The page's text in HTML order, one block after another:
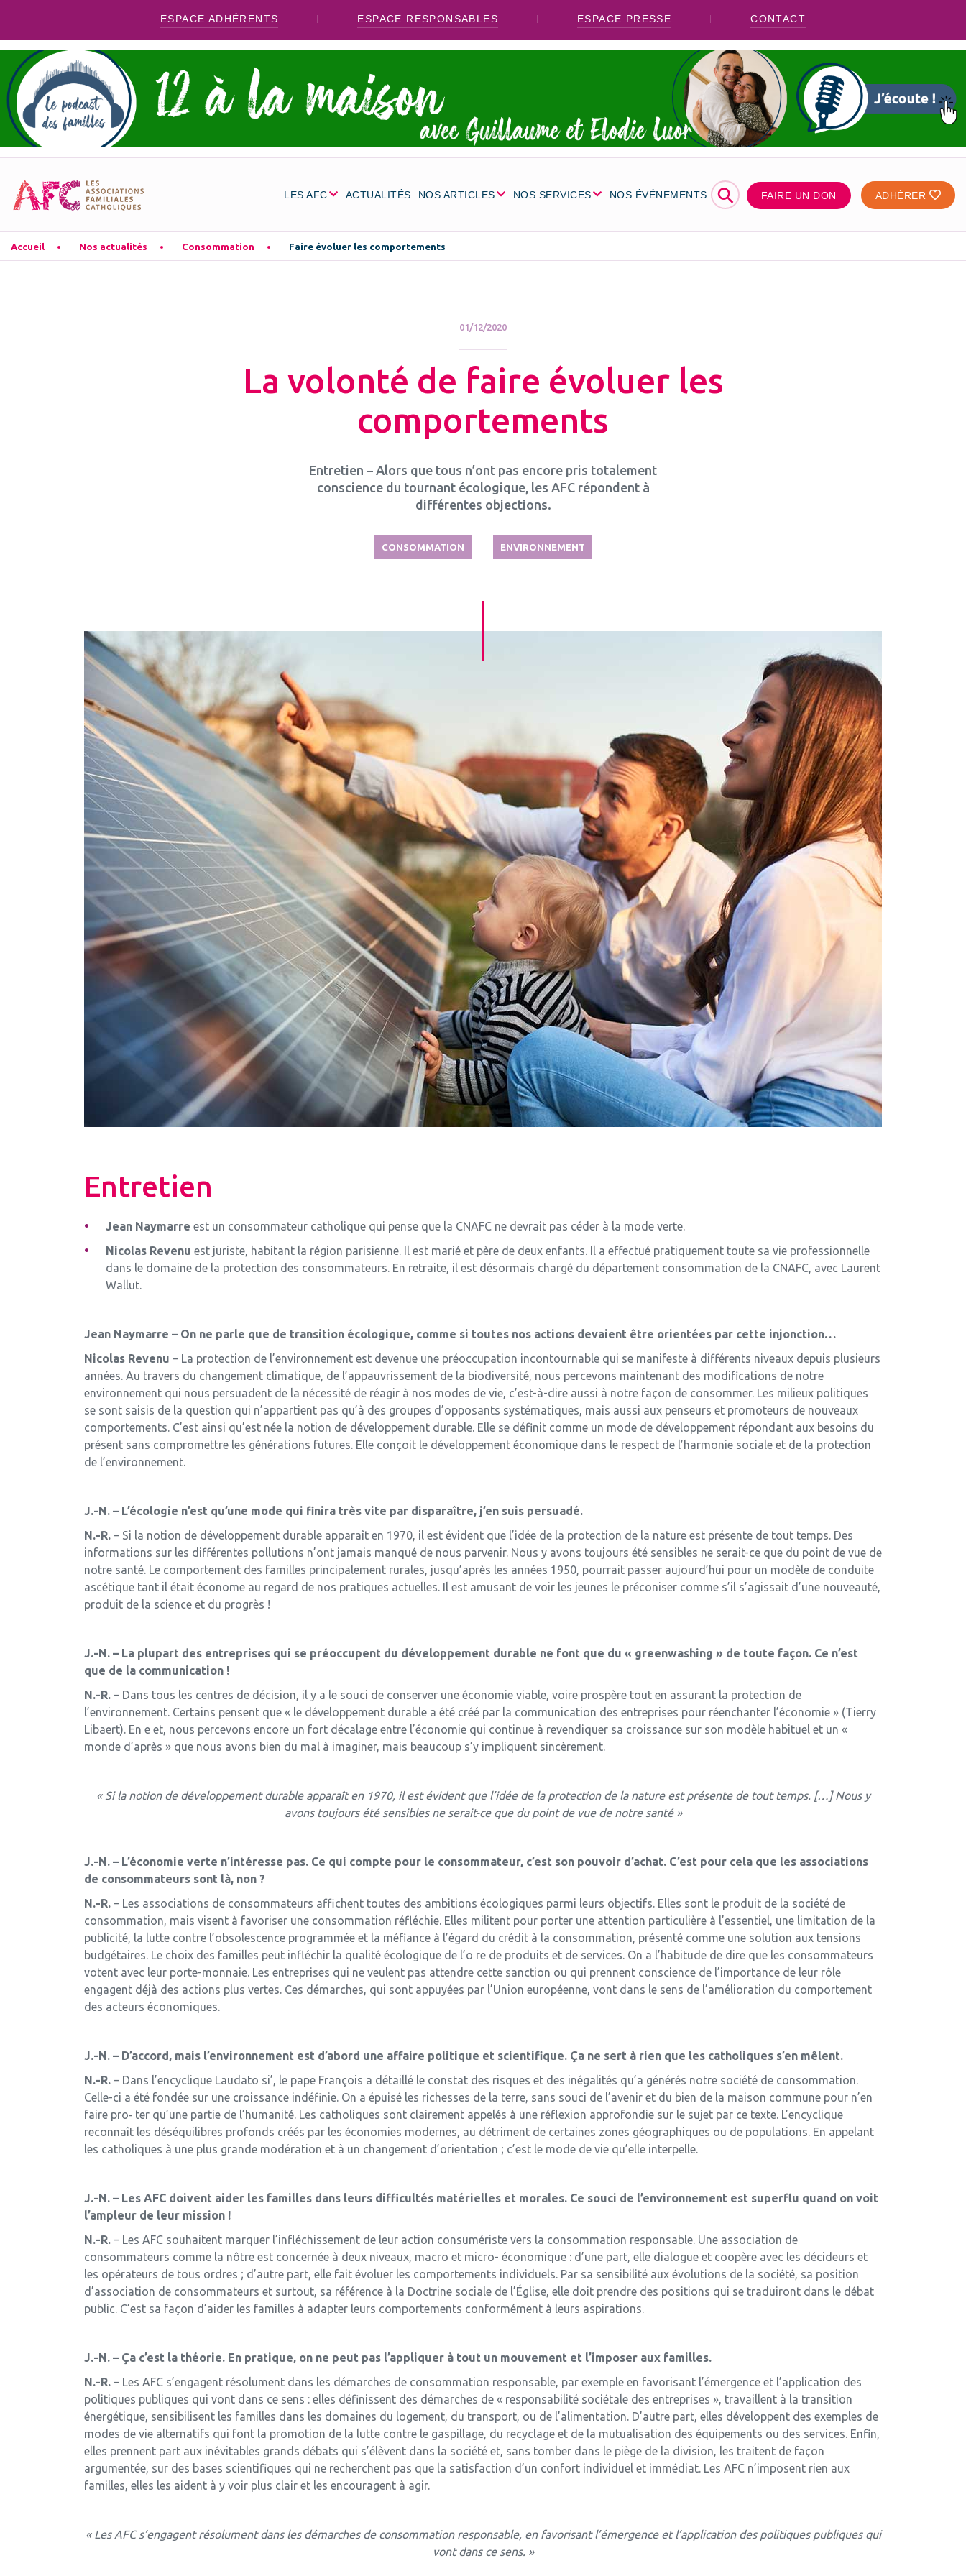
ESPACE ADHÉRENTS ESPACE RESPONSABLES ESPACE PRESSE CONTACT
LES AFC ACTUALITÉS NOS ARTICLES NOS SERVICES NOS ÉVÉNEMENTS ⚲ FAIRE UN DON ADHÉRER
Accueil Nos actualités Consommation Faire évoluer les comportements
01/12/2020
La volonté de faire évoluer les
comportements
Entretien – Alors que tous n’ont pas encore pris totalement
conscience du tournant écologique, les AFC répondent à
différentes objections.
CONSOMMATION ENVIRONNEMENT
Entretien
Jean Naymarre est un consommateur catholique qui pense que la CNAFC ne devrait pas céder à la mode verte.
Nicolas Revenu est juriste, habitant la région parisienne. Il est marié et père de deux enfants. Il a effectué pratiquement toute sa vie professionnelle
dans le domaine de la protection des consommateurs. En retraite, il est désormais chargé du département consommation de la CNAFC, avec Laurent
Wallut.
Jean Naymarre – On ne parle que de transition écologique, comme si toutes nos actions devaient être orientées par cette injonction…
Nicolas Revenu – La protection de l’environnement est devenue une préoccupation incontournable qui se manifeste à di­fférents niveaux depuis plusieurs
années. Au travers du changement climatique, de l’appauvrissement de la biodiversité, nous percevons maintenant des modifications de notre
environnement qui nous persuadent de la nécessité de réagir à nos modes de vie, c’est-à-dire aussi à notre façon de consommer. Les milieux politiques
se sont saisis de la question qui n’appartient pas qu’à des groupes d’opposants systématiques, mais aussi aux penseurs et promoteurs de nouveaux
comportements. C’est ainsi qu’est née la notion de développement durable. Elle se définit comme un mode de développement répondant aux besoins du
présent sans compromettre les générations futures. Elle conçoit le développement économique dans le respect de l’harmonie sociale et de la protection
de l’environnement.
J.-N. – L’écologie n’est qu’une mode qui finira très vite par disparaître, j’en suis persuadé.
N.-R. – Si la notion de développement durable apparaît en 1970, il est évident que l’idée de la protection de la nature est présente de tout temps. Des
informations sur les di­fférentes pollutions n’ont jamais manqué de nous parvenir. Nous y avons toujours été sensibles ne serait-ce que du point de vue de
notre santé. Le comportement des familles principalement rurales, jusqu’après les années 1950, pourrait passer aujourd’hui pour un modèle de conduite
ascétique tant il était économe au regard de nos pratiques actuelles. Il est amusant de voir les jeunes le préconiser comme s’il s’agissait d’une nouveauté,
produit de la science et du progrès !
J.-N. – La plupart des entreprises qui se préoccupent du développement durable ne font que du « greenwashing » de toute façon. Ce n’est
que de la communication !
N.-R. – Dans tous les centres de décision, il y a le souci de conserver une économie viable, voire prospère tout en assurant la protection de
l’environnement. Certains pensent que « le développement durable a été créé par la communication des entreprises pour réenchanter l’économie » (Tierry
Libaert). En e­ et, nous percevons encore un fort décalage entre l’économie qui continue à revendiquer sa croissance sur son modèle habituel et un «
monde d’après » que nous avons bien du mal à imaginer, mais beaucoup s’y impliquent sincèrement.
« Si la notion de développement durable apparaît en 1970, il est évident que l’idée de la protection de la nature est présente de tout temps. […] Nous y
avons toujours été sensibles ne serait-ce que du point de vue de notre santé »
J.-N. – L’économie verte n’intéresse pas. Ce qui compte pour le consommateur, c’est son pouvoir d’achat. C’est pour cela que les associations
de consommateurs sont là, non ?
N.-R. – Les associations de consommateurs affichent toutes des ambitions écologiques parmi leurs objectifs. Elles sont le produit de la société de
consommation, mais visent à favoriser une consommation réfléchie. Elles militent pour porter une attention particulière à l’essentiel, une limitation de la
publicité, la lutte contre l’obsolescence programmée et la méfiance à l’égard du crédit à la consommation, présenté comme une solution aux tensions
budgétaires. Le choix des familles peut infléchir la qualité écologique de l’o­ re de produits et de services. On a l’habitude de dire que les consommateurs
votent avec leur porte-monnaie. Les entreprises qui ne veulent pas attendre cette sanction ou qui prennent conscience de l’importance de leur rôle
engagent déjà des actions plus vertes. Ces démarches, qui sont appuyées par l’Union européenne, vont dans le sens de l’amélioration du comportement
des acteurs économiques.
J.-N. – D’accord, mais l’environnement est d’abord une affaire politique et scientifique. Ça ne sert à rien que les catholiques s’en mêlent.
N.-R. – Dans l’encyclique Laudato si’, le pape François a détaillé le constat des risques et des inégalités qu’a générés notre société de consommation.
Celle-ci a été fondée sur une croissance indéfinie. On a épuisé les richesses de la terre, sans souci de l’avenir et du bien de la maison commune pour n’en
faire pro‑ ter qu’une partie de l’humanité. Les catholiques sont clairement appelés à une réflexion approfondie sur le sujet par ce texte. L’encyclique
reconnaît les déséquilibres profonds créés par les économies modernes, au détriment de certaines zones géographiques ou de populations. En appelant
les catholiques à une plus grande modération et à un changement d’orientation ; c’est le mode de vie qu’elle interpelle.
J.-N. – Les AFC doivent aider les familles dans leurs difficultés matérielles et morales. Ce souci de l’environnement est superflu quand on voit
l’ampleur de leur mission !
N.-R. – Les AFC souhaitent marquer l’infléchissement de leur action consumériste vers la consommation responsable. Une association de
consommateurs comme la nôtre est concernée à deux niveaux, macro et micro- économique : d’une part, elle dialogue et coopère avec les décideurs et
les opérateurs de tous ordres ; d’autre part, elle fait évoluer les comportements individuels. Par sa sensibilité aux évolutions de la société, sa position
d’association de consommateurs et surtout, sa référence à la Doctrine sociale de l’Église, elle doit prendre des positions qui se traduiront dans le débat
public. C’est sa façon d’aider les familles à adapter leurs comportements conformément à leurs aspirations.
J.-N. – Ça c’est la théorie. En pratique, on ne peut pas l’appliquer à tout un mouvement et l’imposer aux familles.
N.-R. – Les AFC s’engagent résolument dans les démarches de consommation responsable, par exemple en favorisant l’émergence et l’application des
politiques publiques qui vont dans ce sens : elles définissent des démarches de « responsabilité sociétale des entreprises », travaillent à la transition
énergétique, sensibilisent les familles dans les domaines du logement, du transport, ou de l’alimentation. D’autre part, elles développent des exemples de
modes de vie alternatifs qui font la promotion de la lutte contre le gaspillage, du recyclage et de la mutualisation des équipements ou des services. Enfin,
elles prennent part aux inévitables grands débats qui s’élèvent dans la société et, sans tomber dans le piège de la division, les traitent de façon
argumentée, sur des bases scientifiques qui ne recherchent pas que la satisfaction d’un confort individuel et immédiat. Les AFC n’imposent rien aux
familles, elles les aident à y voir plus clair et les encouragent à agir.
« Les AFC s’engagent résolument dans les démarches de consommation responsable, en favorisant l’émergence et l’application des politiques publiques qui
vont dans ce sens. »